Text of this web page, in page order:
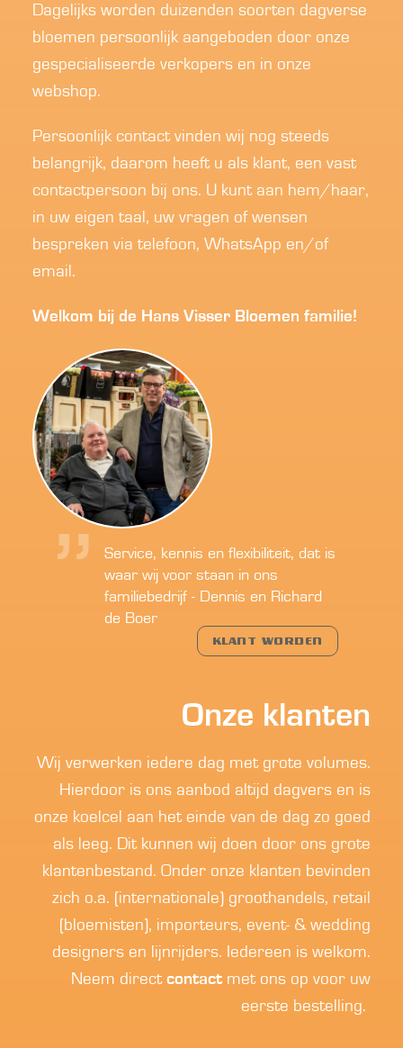
Dagelijks worden duizenden soorten dagverse
bloemen persoonlijk aangeboden door onze
gespecialiseerde verkopers en in onze
webshop.
Persoonlijk contact vinden wij nog steeds
belangrijk, daarom heeft u als klant, een vast
contactpersoon bij ons. U kunt aan hem/haar,
in uw eigen taal, uw vragen of wensen
bespreken via telefoon, WhatsApp en/of
email.
Welkom bij de Hans Visser Bloemen familie!
Service, kennis en flexibiliteit, dat is
waar wij voor staan in ons
familiebedrijf - Dennis en Richard
de Boer
KLANT WORDEN
Onze klanten
Wij verwerken iedere dag met grote volumes.
Hierdoor is ons aanbod altijd dagvers en is
onze koelcel aan het einde van de dag zo goed
als leeg. Dit kunnen wij doen door ons grote
klantenbestand. Onder onze klanten bevinden
zich o.a. (internationale) groothandels, retail
(bloemisten), importeurs, event- & wedding
designers en lijnrijders. Iedereen is welkom.
Neem directcontact met ons op voor uw
eerste bestelling.